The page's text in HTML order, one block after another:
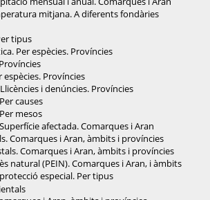
mitjana. A diferents fondàries
tipus
Per espècies. Províncies
espècies. Províncies
i denúncies. Províncies
causes
mesos
afectada. Comarques i Aran
Comarques i Aran, àmbits i províncies
Comarques i Aran, àmbits i províncies
natural (PEIN). Comarques i Aran, i àmbits
especial. Per tipus